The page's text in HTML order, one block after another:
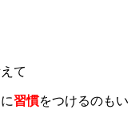
て
習慣をつけるのもい